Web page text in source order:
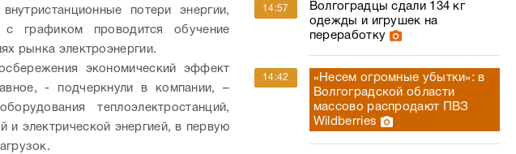
потери энергии,
графиком проводится обучение
рынка электроэнергии.
экономический эффект
- подчеркнули в компании, –
теплоэлектростанций,
и электрической энергией, в первую
14:57
Волгоградцы сдали 134 кг
одежды и игрушек на
переработку
14:42
«Несем огромные убытки»: в
Волгоградской области
массово распродают ПВЗ
Wildberries